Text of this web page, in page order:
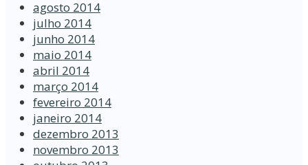
agosto 2014
julho 2014
junho 2014
maio 2014
abril 2014
março 2014
fevereiro 2014
janeiro 2014
dezembro 2013
novembro 2013